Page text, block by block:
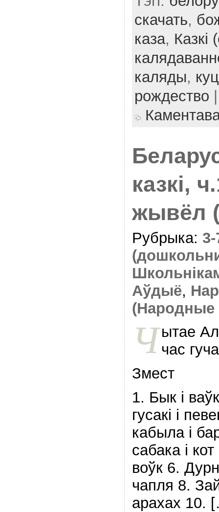
скачать,
каза, Казкі
каляды,
рождество
казкі,
жывёл
Рубрыка:
Аўдыё,
(Народные
Ч ытае
час
Змест
1. Бык і
гусакі і
кабыла і
сабака і
воўк 6.
чапля 8.
арахах 10.